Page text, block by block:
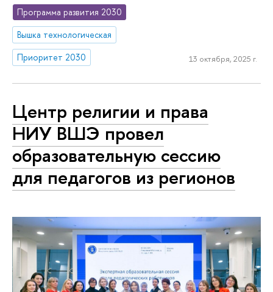
Программа развития 2030
Вышка технологическая
Приоритет 2030
13 октября, 2025 г.
Центр религии и права
НИУ ВШЭ провел
образовательную сессию
для педагогов из регионов